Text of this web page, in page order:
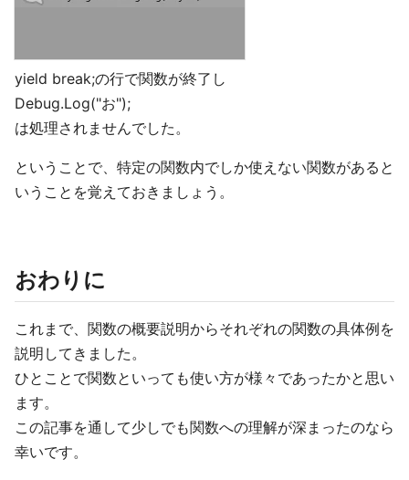
yield break;の行で関数が終了し
Debug.Log("お");
は処理されませんでした。
ということで、特定の関数内でしか使えない関数があると
いうことを覚えておきましょう。
おわりに
これまで、関数の概要説明からそれぞれの関数の具体例を
説明してきました。
ひとことで関数といっても使い方が様々であったかと思い
ます。
この記事を通して少しでも関数への理解が深まったのなら
幸いです。